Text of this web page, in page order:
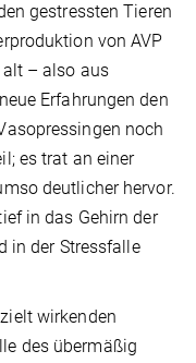
gestressten Tieren
von AVP
alt – also aus
Erfahrungen den
noch
es trat an einer
deutlicher hervor.
in das Gehirn der
in der Stressfalle
wirkenden
des übermäßig